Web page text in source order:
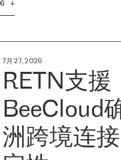
7月 27, 2026
RETN支援
BeeCloud
洲跨境连